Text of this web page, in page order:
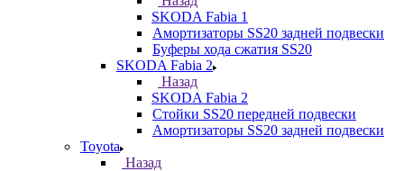
SKODA Fabia 1
Амортизаторы SS20 задней подвески
Буферы хода сжатия SS20
SKODA Fabia 2
Назад
SKODA Fabia 2
Стойки SS20 передней подвески
Амортизаторы SS20 задней подвески
Toyota
Назад